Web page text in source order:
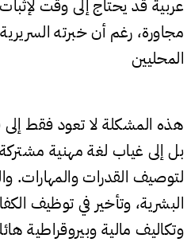
عربية قد يحتاج إلى وقت
مجاورة، رغم أن خبرته
المحليين
هذه المشكلة لا تعود فقط إلى
بل إلى غياب لغة مهنية
لتوصيف القدرات والمهارات.
البشرية، وتأخير في توظيف
وتكاليف مالية وبيروقراطية